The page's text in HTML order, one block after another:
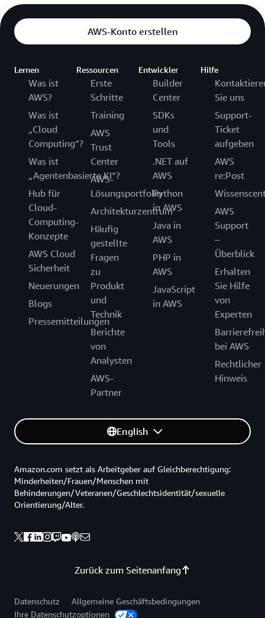
AWS-Konto erstellen
Lernen
Was ist
AWS?
Was ist
„Cloud
Computing“?
Was ist
„Agentenbasierte KI“?
Hub für
Cloud-
Computing-
Konzepte
AWS Cloud
Sicherheit
Neuerungen
Blogs
Pressemitteilungen
Ressourcen
Erste
Schritte
Training
AWS
Trust
Center
AWS-
Lösungsportfolio
Architekturzentrum
Häufig
gestellte
Fragen
zu
Produkt
und
Technik
Berichte
von
Analysten
AWS-
Partner
Entwickler
Builder
Center
SDKs
und
Tools
.NET auf
AWS
Python
in AWS
Java in
AWS
PHP in
AWS
JavaScript
in AWS
Hilfe
Sie uns
Support-
Ticket
aufgeben
AWS
re:Post
AWS
Support
–
Überblick
Erhalten
Sie Hilfe
von
Experten
bei AWS
Rechtlicher
Hinweis
English
Zurück zum Seitenanfang
Amazon.com setzt als Arbeitgeber auf Gleichberechtigung:
Minderheiten/Frauen/Menschen mit
Behinderungen/Veteranen/Geschlechtsidentität/sexuelle
Orientierung/Alter.
Datenschutz
Allgemeine Geschäftsbedingungen
Ihre Datenschutzoptionen